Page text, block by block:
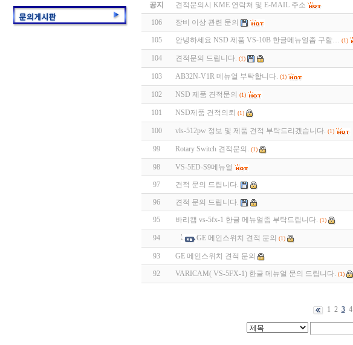
공지 견적문의시 KME 연락처 및 E-MAIL 주소
106 장비 이상 관련 문의
105 안녕하세요 NSD 제품 VS-10B 한글메뉴얼좀 구할… (1)
104 견적문의 드립니다. (1)
103 AB32N-V1R 메뉴얼 부탁합니다. (1)
102 NSD 제품 견적문의 (1)
101 NSD제품 견적의뢰 (1)
100 vls-512pw 정보 및 제품 견적 부탁드리겠습니다. (1)
99 Rotary Switch 견적문의. (1)
98 VS-5ED-S9메뉴얼
97 견적 문의 드립니다.
96 견적 문의 드립니다.
95 바리캠 vs-5fx-1 한글 메뉴얼좀 부탁드립니다. (1)
94 GE 메인스위치 견적 문의 (1)
93 GE 메인스위치 견적 문의
92 VARICAM( VS-5FX-1) 한글 메뉴얼 문의 드립니다. (1)
1 2 3 4